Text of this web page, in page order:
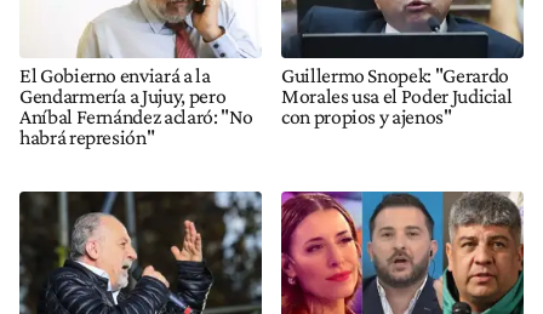
El Gobierno enviará a la
Gendarmería a Jujuy, pero
Aníbal Fernández aclaró: "No
habrá represión"
Guillermo Snopek: "Gerardo
Morales usa el Poder Judicial
con propios y ajenos"